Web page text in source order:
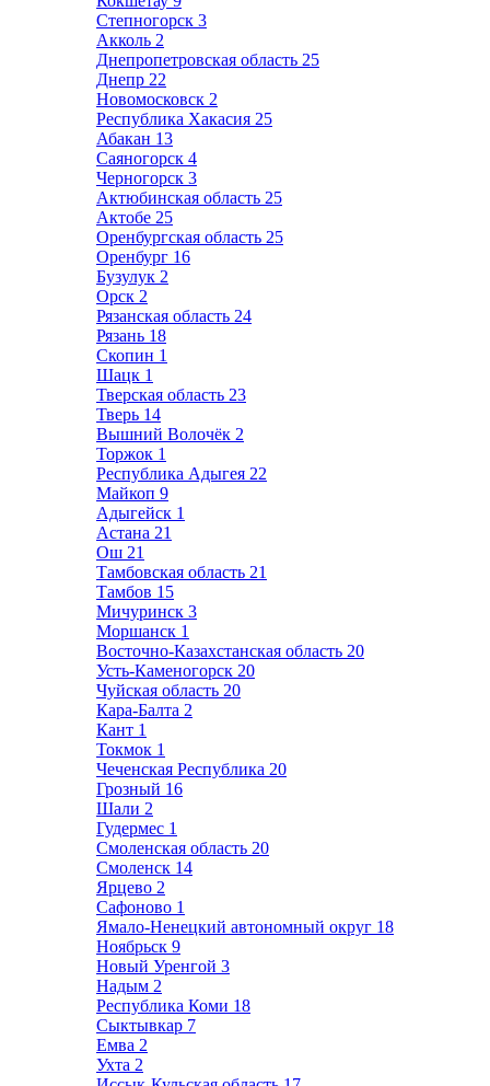
Степногорск 3
Акколь 2
Днепропетровская область 25
Днепр 22
Новомосковск 2
Республика Хакасия 25
Абакан 13
Саяногорск 4
Черногорск 3
Актюбинская область 25
Актобе 25
Оренбургская область 25
Оренбург 16
Бузулук 2
Орск 2
Рязанская область 24
Рязань 18
Скопин 1
Шацк 1
Тверская область 23
Тверь 14
Вышний Волочёк 2
Торжок 1
Республика Адыгея 22
Майкоп 9
Адыгейск 1
Астана 21
Ош 21
Тамбовская область 21
Тамбов 15
Мичуринск 3
Моршанск 1
Восточно-Казахстанская область 20
Усть-Каменогорск 20
Чуйская область 20
Кара-Балта 2
Кант 1
Токмок 1
Чеченская Республика 20
Грозный 16
Шали 2
Гудермес 1
Смоленская область 20
Смоленск 14
Ярцево 2
Сафоново 1
Ямало-Ненецкий автономный округ 18
Ноябрьск 9
Новый Уренгой 3
Надым 2
Республика Коми 18
Сыктывкар 7
Емва 2
Ухта 2